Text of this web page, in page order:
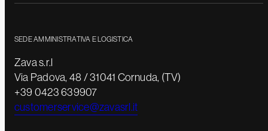
SEDE AMMINISTRATIVA E LOGISTICA
Zava s.r.l
Via Padova, 48 / 31041 Cornuda, (TV)
+39 0423 639907
customerservice@zavasrl.it